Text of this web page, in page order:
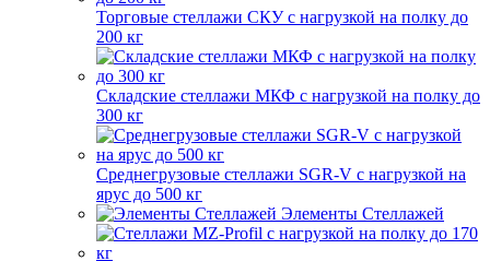
Торговые стеллажи СКУ с нагрузкой на полку до
200 кг
Складские стеллажи МКФ с нагрузкой на полку до
300 кг
Среднегрузовые стеллажи SGR-V с нагрузкой на
ярус до 500 кг
Элементы Стеллажей